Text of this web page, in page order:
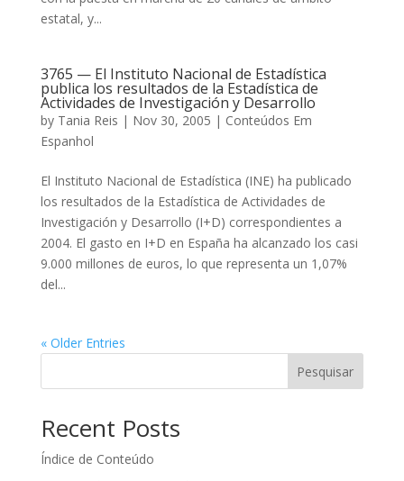
estatal, y...
3765 — El Instituto Nacional de Estadística
publica los resultados de la Estadística de
Actividades de Investigación y Desarrollo
by Tania Reis | Nov 30, 2005 | Conteúdos Em
Espanhol
El Instituto Nacional de Estadística (INE) ha publicado
los resultados de la Estadística de Actividades de
Investigación y Desarrollo (I+D) correspondientes a
2004. El gasto en I+D en España ha alcanzado los casi
9.000 millones de euros, lo que representa un 1,07%
del...
« Older Entries
Pesquisar
Recent Posts
Índice de Conteúdo